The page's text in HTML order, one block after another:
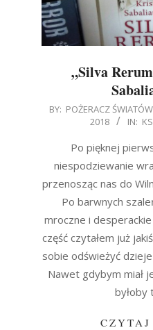
„Silva
2018-
BY: POŻERACZ ŚWIATÓW
2018
IN:
Po pięknej
niespodziewanie
przenosząc nas do
Po barwnych
mroczne i
część czytałem już
sobie odświeżyć
Nawet gdybym miał
byłoby